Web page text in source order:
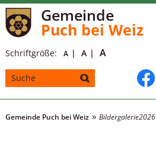
Gemeinde
Puch bei Weiz
Schriftgröße: A A A
Gemeinde Puch bei Weiz Bildergalerie2026